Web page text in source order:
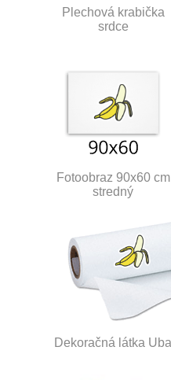
Plechová krabička
srdce
Fotoobraz 90x60 cm
stredný
Dekoračná látka Uba